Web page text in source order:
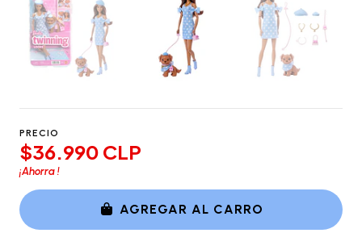
PRECIO
$36.990 CLP
¡Ahorra!
AGREGAR AL CARRO